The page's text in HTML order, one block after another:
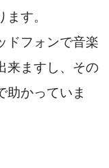
す。
ドフォンで音楽
来ますし、その
助かっていま